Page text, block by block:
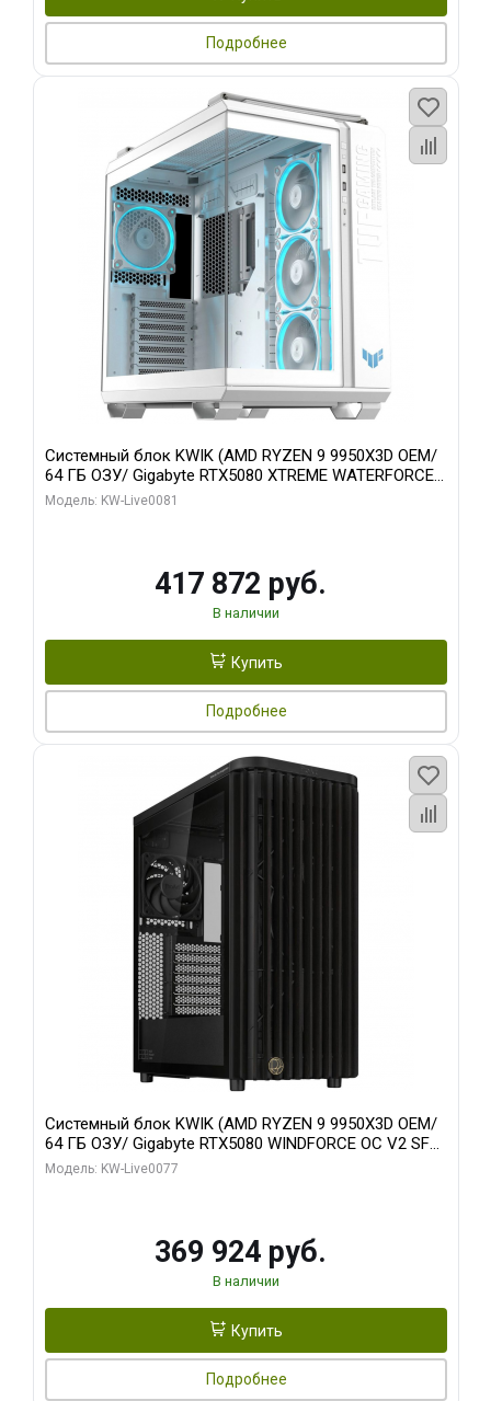
Подробнее
Системный блок KWIK (AMD RYZEN 9 9950X3D OEM/
64 ГБ ОЗУ/ Gigabyte RTX5080 XTREME WATERFORCE
16GB GDDR7 256bit/ 1 ТБ SSD)
Модель: KW-Live0081
417 872 руб.
В наличии
Купить
Подробнее
Системный блок KWIK (AMD RYZEN 9 9950X3D OEM/
64 ГБ ОЗУ/ Gigabyte RTX5080 WINDFORCE OC V2 SFF
16GB GDDR7 256b/ 960 ГБ SSD)
Модель: KW-Live0077
369 924 руб.
В наличии
Купить
Подробнее